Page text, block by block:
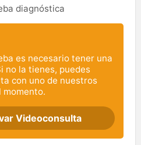
diagnóstica
es necesario tener una
no la tienes, puedes
con uno de nuestros
momento.
Videoconsulta